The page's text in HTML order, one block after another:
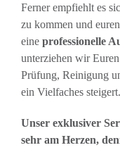
Ferner empfiehlt es
zu kommen und
eine professionelle
unterziehen wir
Prüfung, Reinigung
ein Vielfaches steigert.
Unser exklusiver
sehr am Herzen,